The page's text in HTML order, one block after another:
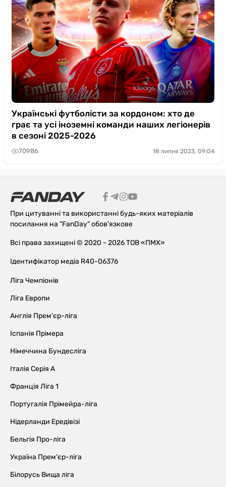
Українські футболісти за кордоном: хто де
грає та усі іноземні команди наших легіонерів
в сезоні 2025-2026
70986 18 липня 2023, 09:04
При цитуванні та використанні будь-яких матеріалів
посилання на "FanDay" обов'язкове
Всі права захищені © 2020 - 2026 ТОВ «ПМХ»
Ідентифікатор медіа R40-06376
Ліга Чемпіонів
Ліга Европи
Англія Прем'єр-ліга
Іспанія Прімера
Німеччина Бундесліга
Італія Серія А
Франція Ліга 1
Португалія Прімейра-ліга
Нідерланди Ередівізі
Бельгія Про-ліга
Україна Прем'єр-ліга
Білорусь Вища ліга